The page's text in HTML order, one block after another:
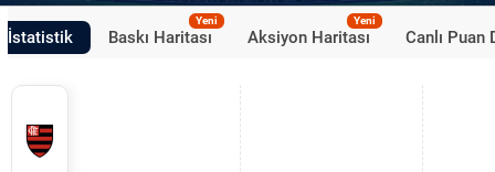
İstatistik Baskı Haritası
Yeni
Aksiyon Haritası
Yeni
Canlı Puan